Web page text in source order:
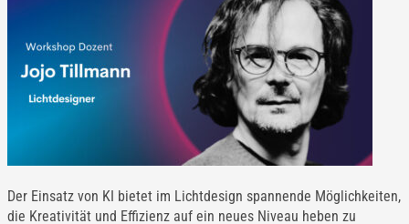
Der Einsatz von KI bietet im Lichtdesign spannende Möglichkeiten,
die Kreativität und Effizienz auf ein neues Niveau heben zu